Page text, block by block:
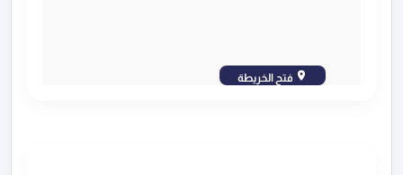
فتح الخريطة